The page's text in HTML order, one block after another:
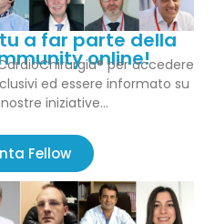
a far parte della
online!
per accedere
ed essere informato su
iniziative…
Fellow